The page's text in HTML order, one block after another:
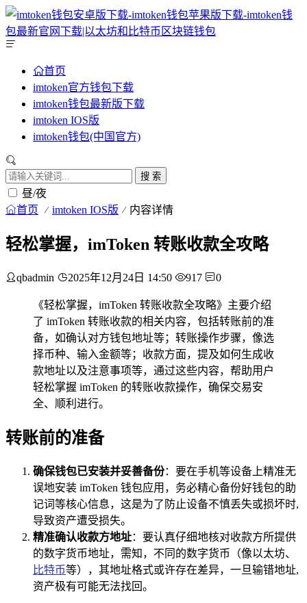
首页
imtoken官方钱包下载
imtoken钱包最新版下载
imtoken IOS版
imtoken钱包(中国官方)
搜 索
昼/夜
首页 imtoken IOS版 内容详情
轻松掌握，imToken 转账收款全攻略
qbadmin 2025年12月24日 14:50 917 0
《轻松掌握，imToken 转账收款全攻略》主要介绍
了 imToken 转账收款的相关内容，包括转账前的准
备，如确认对方钱包地址等；转账操作步骤，像选
择币种、输入金额等；收款方面，提及如何生成收
款地址以及注意事项等，通过这些内容，帮助用户
轻松掌握 imToken 的转账收款操作，确保交易安
全、顺利进行。
转账前的准备
确保钱包已安装并妥善备份：要在手机等设备上精准无
误地安装 imToken 钱包应用，务必精心备份好钱包的助
记词等核心信息，这是为了防止设备不慎丢失或损坏时,
导致资产遭受损失。
精准确认收款方地址：要认真仔细地核对收款方所提供
的数字货币地址，需知，不同的数字货币（像以太坊、
比特币等），其地址格式或许存在差异，一旦输错地址,
资产极有可能无法找回。